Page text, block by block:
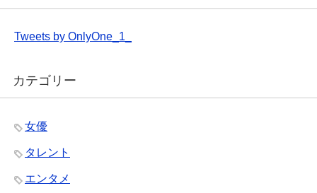
Tweets by OnlyOne_1_
カテゴリー
女優
タレント
エンタメ